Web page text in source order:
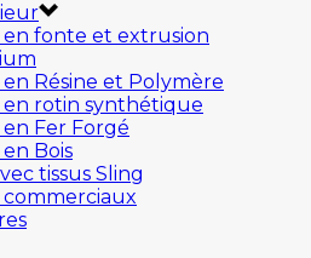
en fonte et extrusion
Résine et Polymère
en rotin synthétique
Fer Forgé
Bois
tissus Sling